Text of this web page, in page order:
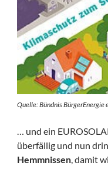
Quelle: Bündnis BürgerEnergie
… und ein
überfällig und nun
Hemmnissen , damit